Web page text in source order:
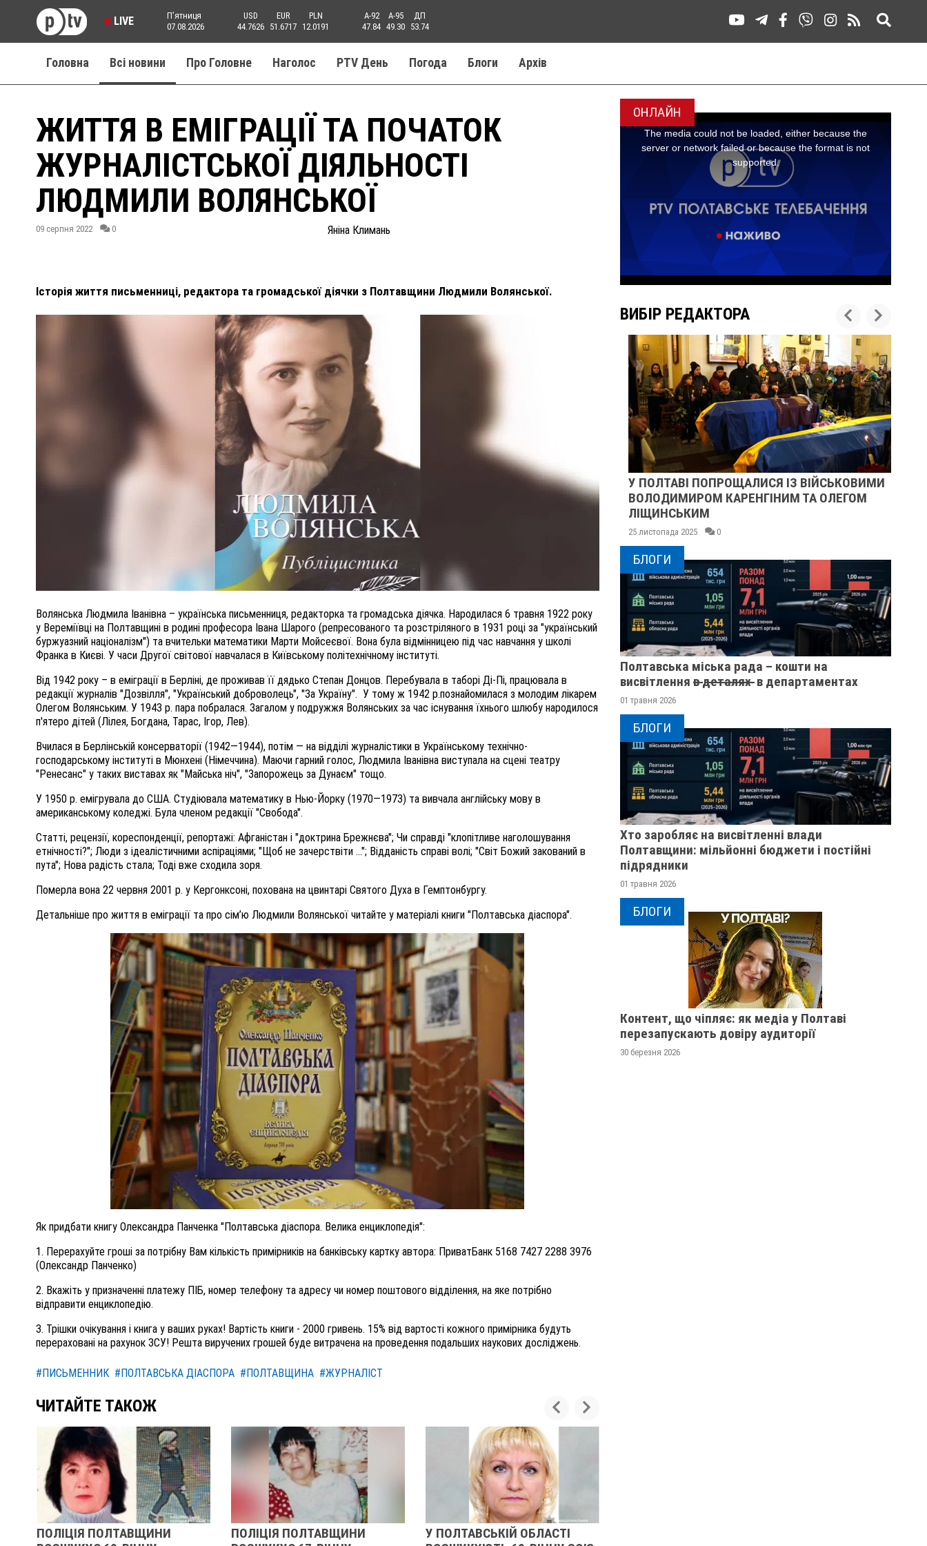
LIVE
Пʼятниця
07.08.2026
USD
44.7626
EUR
51.6717
PLN
12.0191
A-92
47.84
A-95
49.30
ДП
53.74
Головна Всі новини Про Головне Наголос PTV День Погода Блоги Aрхів
ЖИТТЯ В ЕМІГРАЦІЇ ТА ПОЧАТОК
ЖУРНАЛІСТСЬКОЇ ДІЯЛЬНОСТІ
ЛЮДМИЛИ ВОЛЯНСЬКОЇ
09 серпня 2022 0 Яніна Климань
Історія життя письменниці, редактора та громадської діячки з Полтавщини Людмили Волянської.
Волянська Людмила Іванівна – українська письменниця, редакторка та громадська діячка. Народилася 6 травня 1922 року
у Вереміївці на Полтавщині в родині професора Івана Шарого (репресованого та розстріляного в 1931 році за "український
буржуазний націоналізм") та вчительки математики Марти Мойсеєвої. Вона була відмінницею під час навчання у школі
Франка в Києві. У часи Другої світової навчалася в Київському політехнічному інституті.
Від 1942 року – в еміграції в Берліні, де проживав її дядько Степан Донцов. Перебувала в таборі Ді-Пі, працювала в
редакції журналів "Дозвілля", "Український доброволець", "За Україну". У тому ж 1942 р.познайомилася з молодим лікарем
Олегом Волянським. У 1943 р. пара побралася. Загалом у подружжя Волянських за час існування їхнього шлюбу народилося
п'ятеро дітей (Лілея, Богдана, Тарас, Ігор, Лев).
Вчилася в Берлінській консерваторії (1942—1944), потім — на відділі журналістики в Українському технічно-
господарському інституті в Мюнхені (Німеччина). Маючи гарний голос, Людмила Іванівна виступала на сцені театру
"Ренесанс" у таких виставах як "Майська ніч", "Запорожець за Дунаєм" тощо.
У 1950 р. емігрувала до США. Студіювала математику в Нью-Йорку (1970—1973) та вивчала англійську мову в
американському коледжі. Була членом редакції "Свобода".
Статті, рецензії, кореспонденції, репортажі: Афганістан і "доктрина Брежнєва"; Чи справді "клопітливе наголошування
етнічності?"; Люди з ідеалістичними аспіраціями; "Щоб не зачерствіти …"; Відданість справі волі; "Світ Божий закований в
пута"; Нова радість стала; Тоді вже сходила зоря.
Померла вона 22 червня 2001 р. у Кергонксоні, похована на цвинтарі Святого Духа в Гемптонбургу.
Детальніше про життя в еміграції та про сім’ю Людмили Волянської читайте у матеріалі книги "Полтавська діаспора".
Як придбати книгу Олександра Панченка "Полтавська діаспора. Велика енциклопедія":
1. Перерахуйте гроші за потрібну Вам кількість примірників на банківську картку автора: ПриватБанк 5168 7427 2288 3976
(Олександр Панченко)
2. Вкажіть у призначенні платежу ПІБ, номер телефону та адресу чи номер поштового відділення, на яке потрібно
відправити енциклопедію.
3. Трішки очікування і книга у ваших руках! Вартість книги - 2000 гривень. 15% від вартості кожного примірника будуть
перераховані на рахунок ЗСУ! Решта виручених грошей буде витрачена на проведення подальших наукових досліджень.
#ПИСЬМЕННИК #ПОЛТАВСЬКА ДІАСПОРА #ПОЛТАВЩИНА #ЖУРНАЛІСТ
ЧИТАЙТЕ ТАКОЖ
ПОЛІЦІЯ ПОЛТАВЩИНИ
У ПОЛТАВСЬКІЙ ОБЛАСТІ
У ПОЛТАВСЬКІЙ ОБЛАСТІ
ОНЛАЙН
ВИБІР РЕДАКТОРА
ПОЛІЦІЯ ПОЛТАВЩИНИ РОЗШУКУЄ 62-РІЧНУ
ВНАСЛІДОК ПОРАНЕНЬ, ОТРИМАНИХ НА ВІЙНІ,
ПОМЕР ВОЇН ЮРІЙ ВОЙТИК
25 листопада 2025
У ПОЛТАВІ ПОПРОЩАЛИСЯ ІЗ ВІЙСЬКОВИМИ
ВОЛОДИМИРОМ КАРЕНГІНИМ ТА ОЛЕГОМ
ЛІЩИНСЬКИМ
25 листопада 2025 0
БЛОГИ
Полтавська міська рада – кошти на
висвітлення в̶ ̶д̶е̶т̶а̶л̶я̶х̶ ̶ в департаментах
01 травня 2026
БЛОГИ
Хто заробляє на висвітленні влади
Полтавщини: мільйонні бюджети і постійні
підрядники
01 травня 2026
БЛОГИ
Контент, що чіпляє: як медіа у Полтаві
перезапускають довіру аудиторії
30 березня 2026